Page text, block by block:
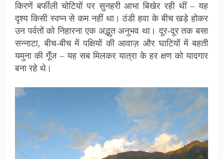
किरणें बर्फीली चोटियों पर सुनहरी आभा बिखेर रही थीं – यह
दृश्य किसी स्वप्न से कम नहीं था। ठंडी हवा के बीच खड़े होकर
उन पर्वतों को निहारना एक अद्भुत अनुभव था। दूर-दूर तक बसा
सन्नाटा, बीच-बीच में पक्षियों की आवाज़ और घाटियों में बहती
यमुना की गूँज – यह सब मिलकर यात्रा के हर क्षण को यादगार
बना रहे थे।